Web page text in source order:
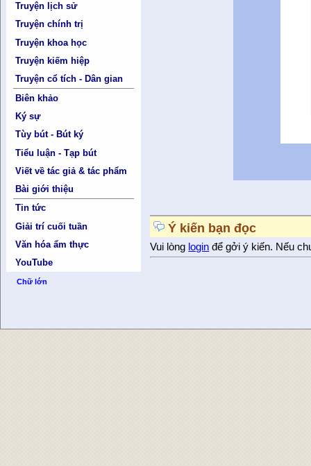
Truyện lịch sử
Truyện chính trị
Truyện khoa học
Truyện kiếm hiệp
Truyện cổ tích - Dân gian
Biên khảo
Ký sự
Tùy bút - Bút ký
Tiểu luận - Tạp bút
Viết về tác giả & tác phẩm
Bài giới thiệu
Tin tức
Giải trí cuối tuần
Văn hóa ẩm thực
YouTube
Chữ lớn
Ý kiến bạn đọc
Vui lòng login để gởi ý kiến. Nếu